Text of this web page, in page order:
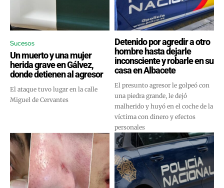
Sucesos
Un muerto y una mujer
herida grave en Gálvez,
donde detienen al agresor
El ataque tuvo lugar en la calle
Miguel de Cervantes
Detenido por agredir a otro
hombre hasta dejarle
inconsciente y robarle en su
casa en Albacete
El presunto agresor le golpeó con
una piedra grande, le dejó
malherido y huyó en el coche de la
víctima con dinero y efectos
personales